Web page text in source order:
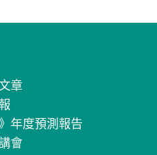
章
年度預測報告
會